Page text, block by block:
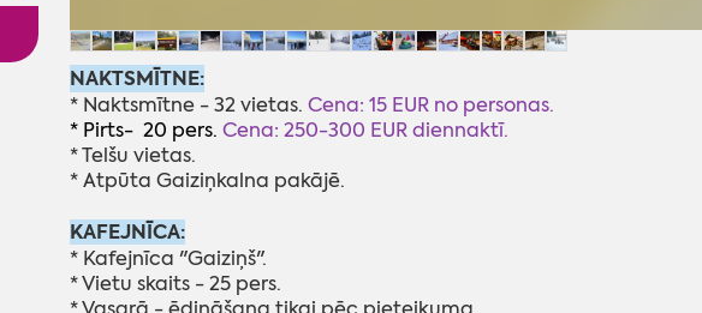
NAKTSMĪTNE:
* Naktsmītne - 32 vietas. Cena: 15 EUR no personas.
* Pirts- 20 pers. Cena: 250-300 EUR diennaktī.
* Telšu vietas.
* Atpūta Gaiziņkalna pakājē.
KAFEJNĪCA:
* Kafejnīca "Gaiziņš".
* Vietu skaits - 25 pers.